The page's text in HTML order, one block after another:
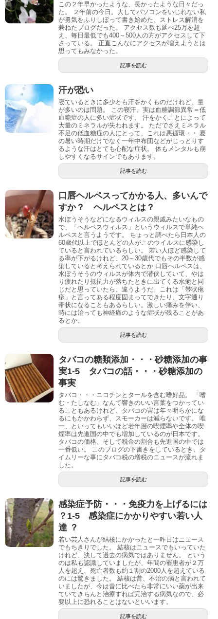
この２年早かったような、長かったような日々だっ
た。 ２年前の今日。大してパソコンをいじれない私
が勇気をふりしぼって書き始めた、ストレス解消を
兼ねたブログだった。 アクセス数も延べ25万を超
え、毎日最低でも400～500人の方がアクセスして下
さっている。 正直こんなにアクセスが増えようとは
思ってもみなかった。
記事を読む
汗が恐い
寝ているときに多少とも汗をかくものだけれど、量
が多いのは問題。 この寝汗。実は血糖調節異常＝低
血糖症の人に多い症状です。 汗をかくことによって
大量のミネラルが失われます。 ただでさえミネラル
不足の低血糖症の人にとって、これは悪循環・・ 夏
の暑い時期だけでなく一年中布団などがじっとりす
るような汗はとても心配な症状。 体もメンタルも崩
しやすくなるサインでもあります。
記事を読む
口唇ヘルペスってかかる人、多いんで
すか？ ヘルペスとは？
水ぼうそうなどになるウィルスの親戚みたいなもの
で、「ヘルペスウィルス」というウィルスで単純ヘ
ルペスと言うようです。 ちょっと調べたら日本人の
60歳代以上でほとんどの人がこのウイルスに感染し
ていると言われているらしい。 若い人ほど感染して
る率が下がるけれど、20～30歳代でもその半数が感
染していると考えられているとか 口唇ヘルペスは、
水ぼうそうのウィルスが体内で潜伏していて、やは
り疲れたり抵抗力が落ちたときに出てくる水疱と同
じだと思っていたら、違うようだ。これは「帯状疱
疹」と言ってある程度固まってできたり、文字通り
帯状になることもあるらしい。激しい痛みを伴い、
時には治っても神経痛のような症状が残ることがあ
るとか。
記事を読む
タバコの糖類添加・・・砂糖添加の事
実1-5 タバコの話・・・砂糖添加の
事実
タバコ・・・ニコチンとタールを含む嗜好品。 「嗜
む・たしなむ」なんて響きのいい言葉をつかってい
ることもあるけれど、タバコの害は年々明らかにな
るにもかかわらず、スモーカーは減らないです。 唯
一、といってもいいほど若年層の喫煙率や全体の喫
煙率は先進国の中でも増加しているのが日本です。
タバコの価格、そして税金の割合も先進国の中では
一番低い。 このブログの下書きをしているとき、タ
イムリーな事にタバコ税の増税のニュースが流れま
した。
記事を読む
感染症予防・・・免疫力を上げるには
？1-5 感染症にかかりやすい若い人
達 ？
若い芸人さんが結核にかかったと一昨日はニュース
でもちきりでした。 結核はニュースでもいっていた
けれど、決して過去の病気ではありません。 という
のは私も認識していましたが、年間の罹患者が２万
人を超え、死亡者数も約１割の2000人を超えている
のには驚きました。 結核は昔、不治の病と言われて
いましたが、今は昔に比べたら非常にいい薬が出来
ていてきちんと治療すれば完治する病気なので、必
要以上に恐れることはないといいます。
記事を読む